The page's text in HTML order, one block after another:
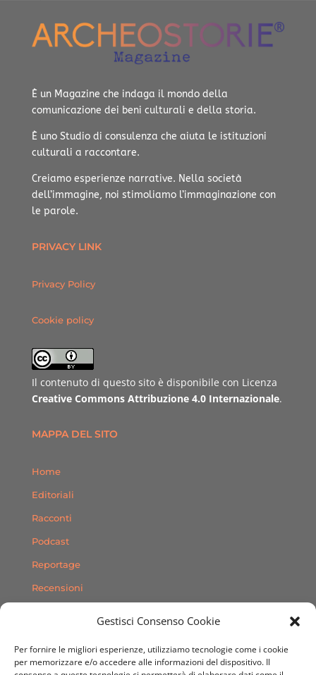
Gestisci Consenso Cookie
Per fornire le migliori esperienze, utilizziamo tecnologie come i cookie
per memorizzare e/o accedere alle informazioni del dispositivo. Il
È un Magazine che indaga il mondo della
comunicazione dei beni culturali e della storia.
È uno Studio di consulenza che aiuta le istituzioni
culturali a raccontare.
Creiamo esperienze narrative. Nella società
dell’immagine, noi stimoliamo l’immaginazione con
le parole.
PRIVACY LINK
Privacy Policy
Cookie policy
Il contenuto di questo sito è disponibile con Licenza
Creative Commons Attribuzione 4.0 Internazionale.
MAPPA DEL SITO
Home
Editoriali
Racconti
Podcast
Reportage
Recensioni
Contatti